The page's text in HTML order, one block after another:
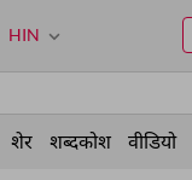
HIN
शेर शब्दकोश वीडियो